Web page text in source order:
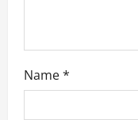
Name*